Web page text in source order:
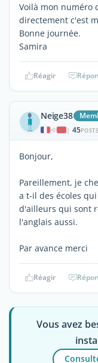
Voilà mon numéro
directement c'est
Bonne journée.
Samira
Réagir
Neige38
| 45POSTS
Bonjour,
Pareillement, je
a t-il des écoles
d'ailleurs qui sont
l'anglais aussi.
Par avance merci
Réagir
Vous avez